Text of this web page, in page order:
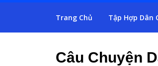
Trang Chủ Tập Hợp Dân
Câu Chuyện